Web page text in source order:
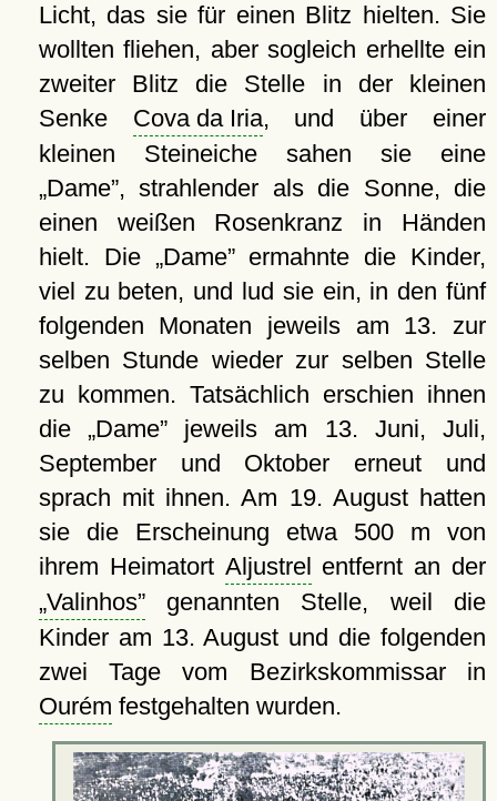
Licht, das sie für einen Blitz hielten. Sie
wollten fliehen, aber sogleich erhellte ein
zweiter Blitz die Stelle in der kleinen
Senke Cova da Iria, und über einer
kleinen Steineiche sahen sie eine
Dame , strahlender als die Sonne, die
einen weißen Rosenkranz in Händen
hielt. Die
Dame ermahnte die Kinder,
viel zu beten, und lud sie ein, in den fünf
folgenden Monaten jeweils am 13. zur
selben Stunde wieder zur selben Stelle
zu kommen. Tatsächlich erschien ihnen
die Dame
jeweils am 13. Juni, Juli,
September und Oktober erneut und
sprach mit ihnen. Am 19. August hatten
sie die Erscheinung etwa 500 m von
ihrem Heimatort Aljustrel entfernt an der
Valinhos genannten Stelle, weil die
Kinder am 13. August und die folgenden
zwei Tage vom Bezirkskommissar in
Ourém festgehalten wurden.